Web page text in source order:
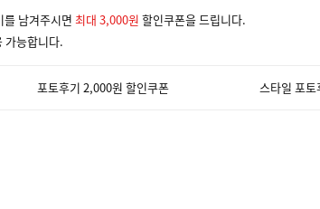
남겨주시면 최대 3,000원 할인쿠폰을 드립니다.
가능합니다.
포토후기 2,000원 할인쿠폰 스타일 포토